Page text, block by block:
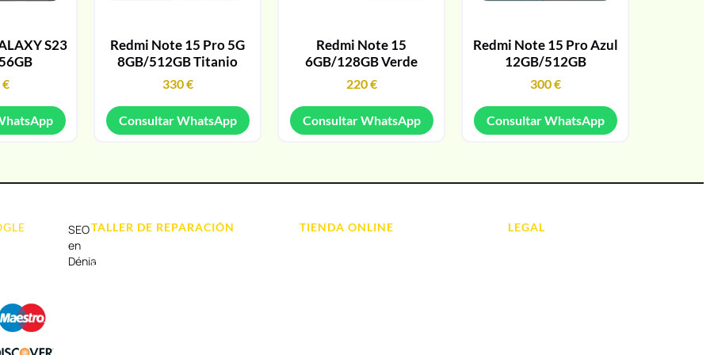
S23
€
Redmi Note 15 Pro 5G
8GB/512GB Titanio
330€
Consultar WhatsApp
Redmi Note 15
6GB/128GB Verde
220€
Consultar WhatsApp
Redmi Note 15 Pro Azul
12GB/512GB
300€
Consultar WhatsApp
SEO
en
Dénia
TALLER DE REPARACIÓN
Reparación de Tablets
TIENDA ONLINE LEGAL